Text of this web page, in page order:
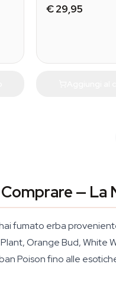
€ 29,95
—
fumato erba
Orange Bud,
Poison fino alle